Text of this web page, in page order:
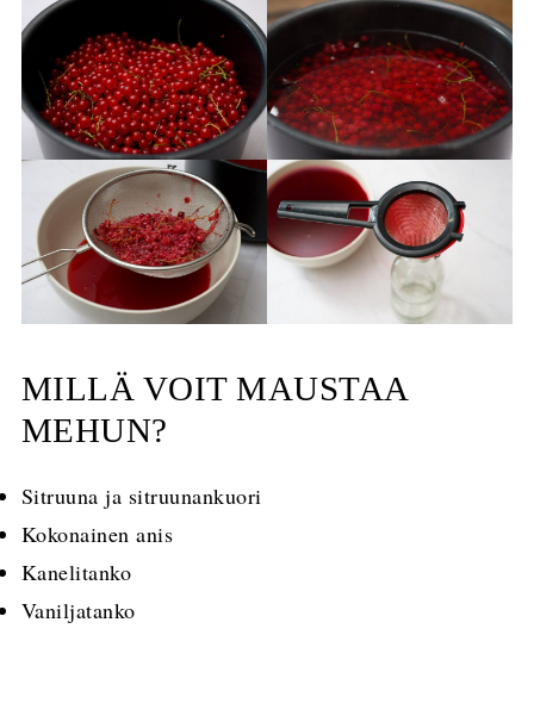
MILLÄ VOIT MAUSTAA
MEHUN?
Sitruuna ja sitruunankuori
Kokonainen anis
Kanelitanko
Vaniljatanko